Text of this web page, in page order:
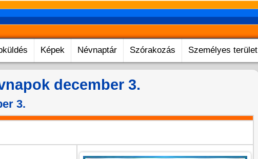
Képek Névnaptár Szórakozás Személyes terület
december 3.
3.